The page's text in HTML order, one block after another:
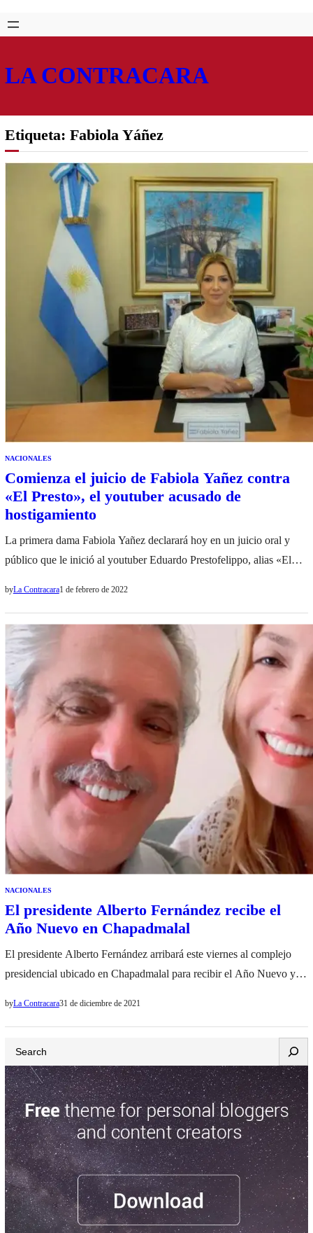
Saltar
al
Skip
to
LA CONTRACARA
Etiqueta: Fabiola Yáñez
NACIONALES
Comienza el juicio de Fabiola Yañez contra
«El Presto», el youtuber acusado de
hostigamiento
La primera dama Fabiola Yañez declarará hoy en un juicio oral y
público que le inició al youtuber Eduardo Prestofelippo, alias «El
«michifus», «parásito» o asociándola con la «prostitución…
byLa Contracara1 de febrero de 2022
NACIONALES
El presidente Alberto Fernández recibe el
Año Nuevo en Chapadmalal￼
El presidente Alberto Fernández arribará este viernes al complejo
presidencial ubicado en Chapadmalal para recibir el Año Nuevo y
agenda en la Casa Rosada…
byLa Contracara31 de diciembre de 2021